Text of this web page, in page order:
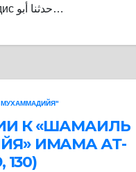
пятьдесят третий хадис حدثنا أبو…
К «ШАМАИЛЬ
ИМАМА АТ-